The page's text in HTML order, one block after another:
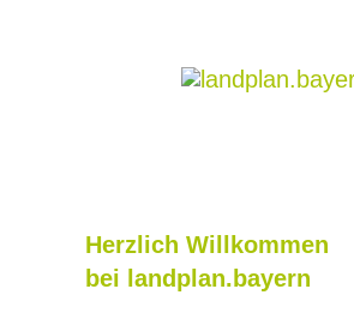
Herzlich Willkommen
bei landplan.bayern